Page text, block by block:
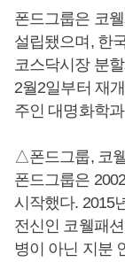
폰드그룹은 코
설립됐으며, 한
코스닥시장 분
2월2일부터 재
주인 대명화학
△폰드그룹, 코
폰드그룹은
시작했다. 2015
전신인 코웰패
병이 아닌 지분